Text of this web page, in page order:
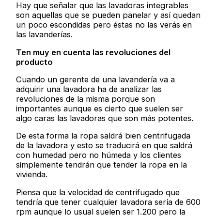
Hay que señalar que las lavadoras integrables
son aquellas que se pueden panelar y así quedan
un poco escondidas pero éstas no las verás en
las lavanderías.
Ten muy en cuenta las revoluciones del
producto
Cuando un gerente de una lavandería va a
adquirir una lavadora ha de analizar las
revoluciones de la misma porque son
importantes aunque es cierto que suelen ser
algo caras las lavadoras que son más potentes.
De esta forma la ropa saldrá bien centrifugada
de la lavadora y esto se traducirá en que saldrá
con humedad pero no húmeda y los clientes
simplemente tendrán que tender la ropa en la
vivienda.
Piensa que la velocidad de centrifugado que
tendría que tener cualquier lavadora sería de 600
rpm aunque lo usual suelen ser 1.200 pero la